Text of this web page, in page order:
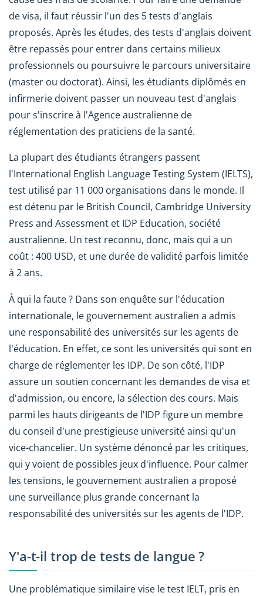
de visa, il faut réussir l'un des 5 tests d'anglais
proposés. Après les études, des tests d'anglais doivent
être repassés pour entrer dans certains milieux
professionnels ou poursuivre le parcours universitaire
(master ou doctorat). Ainsi, les étudiants diplômés en
infirmerie doivent passer un nouveau test d'anglais
pour s'inscrire à l'Agence australienne de
réglementation des praticiens de la santé.
La plupart des étudiants étrangers passent
l'International English Language Testing System (IELTS),
test utilisé par 11 000 organisations dans le monde. Il
est détenu par le British Council, Cambridge University
Press and Assessment et IDP Education, société
australienne. Un test reconnu, donc, mais qui a un
coût : 400 USD, et une durée de validité parfois limitée
à 2 ans.
À qui la faute ? Dans son enquête sur l'éducation
internationale, le gouvernement australien a admis
une responsabilité des universités sur les agents de
l'éducation. En effet, ce sont les universités qui sont en
charge de réglementer les IDP. De son côté, l'IDP
assure un soutien concernant les demandes de visa et
d'admission, ou encore, la sélection des cours. Mais
parmi les hauts dirigeants de l'IDP figure un membre
du conseil d'une prestigieuse université ainsi qu'un
vice-chancelier. Un système dénoncé par les critiques,
qui y voient de possibles jeux d'influence. Pour calmer
les tensions, le gouvernement australien a proposé
une surveillance plus grande concernant la
responsabilité des universités sur les agents de l'IDP.
Y'a-t-il trop de tests de langue ?
Une problématique similaire vise le test IELT, pris en